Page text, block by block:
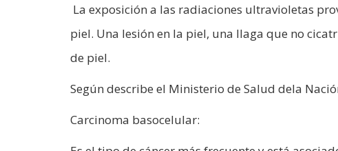
La exposición a las radiaciones ultravioletas
piel. Una lesión en la piel, una llaga que no
de piel.
Según describe el Ministerio de Salud dela
Carcinoma basocelular: